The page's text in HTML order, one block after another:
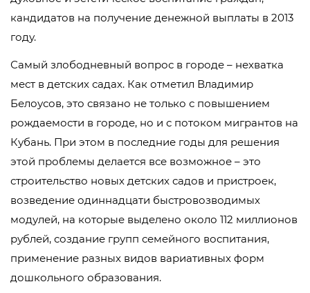
кандидатов на получение денежной выплаты в 2013
году.
Самый злободневный вопрос в городе – нехватка
мест в детских садах. Как отметил Владимир
Белоусов, это связано не только с повышением
рождаемости в городе, но и с потоком мигрантов на
Кубань. При этом в последние годы для решения
этой проблемы делается все возможное – это
строительство новых детских садов и пристроек,
возведение одиннадцати быстровозводимых
модулей, на которые выделено около 112 миллионов
рублей, создание групп семейного воспитания,
применение разных видов вариативных форм
дошкольного образования.